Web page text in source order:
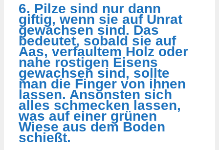
6. Pilze sind nur dann
giftig, wenn sie auf Unrat
gewachsen sind. Das
bedeutet, sobald sie auf
Aas, verfaultem Holz oder
nahe rostigen Eisens
gewachsen sind, sollte
man die Finger von ihnen
lassen. Ansonsten sich
alles schmecken lassen,
was auf einer grünen
Wiese aus dem Boden
schießt.